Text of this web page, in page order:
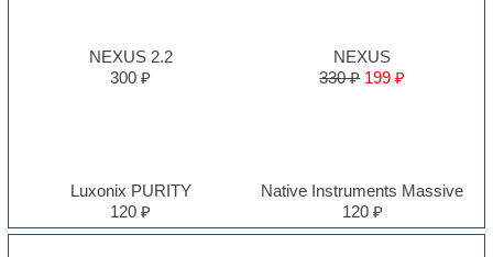
NEXUS 2.2
300 ₽
NEXUS
330 ₽ 199 ₽
Luxonix PURITY
120 ₽
Native Instruments Massive
120 ₽